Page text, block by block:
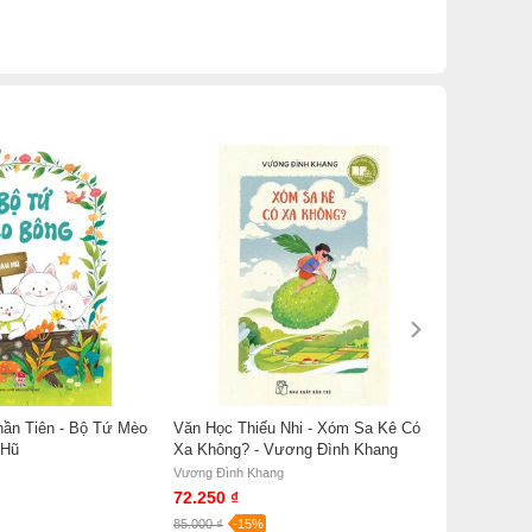
Tiên - Bộ Tứ Mèo
Văn Học Thiếu Nhi - Xóm Sa Kê Có
Xa Không? - Vương Đình Khang
Vương Đình Khang
72.250 ₫
85.000 ₫ -15%